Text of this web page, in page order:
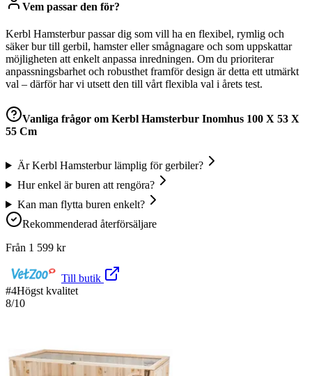
Vem passar den för?
Kerbl Hamsterbur passar dig som vill ha en flexibel, rymlig och
säker bur till gerbil, hamster eller smågnagare och som uppskattar
möjligheten att enkelt anpassa inredningen. Om du prioriterar
anpassningsbarhet och robusthet framför design är detta ett utmärkt
val – därför har vi utsett den till vårt flexibla val i årets test.
Vanliga frågor om Kerbl Hamsterbur Inomhus 100 X 53 X
55 Cm
Är Kerbl Hamsterbur lämplig för gerbiler?
Hur enkel är buren att rengöra?
Kan man flytta buren enkelt?
Rekommenderad återförsäljare
Från 1 599 kr
Till butik
#4Högst kvalitet
8/10